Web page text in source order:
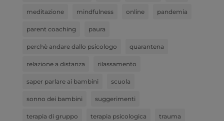
meditazione mindfulness online pandemia
parent coaching paura
perchè andare dallo psicologo quarantena
relazione a distanza rilassamento
saper parlare ai bambini scuola
sonno dei bambini suggerimenti
terapia di gruppo terapia psicologica trauma